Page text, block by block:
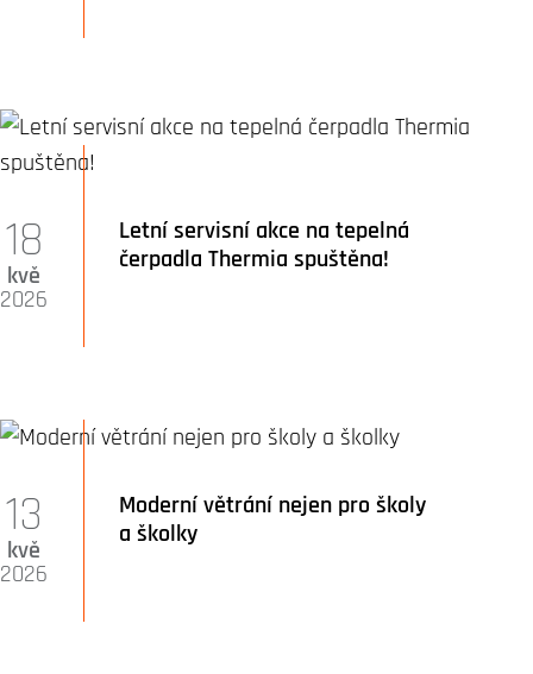
Letní servisní akce na tepelná
čerpadla Thermia spuštěna!
18
kvě
2026
Moderní větrání nejen pro školy
a školky
13
kvě
2026